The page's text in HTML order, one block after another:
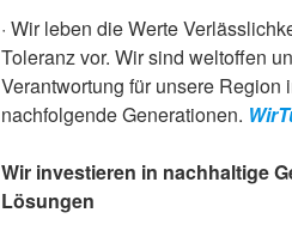
· Wir leben die Werte
Toleranz vor. Wir sind weltoffen
Verantwortung für unsere Region
nachfolgende Generationen.
Wir investieren in nachhaltige
Lösungen